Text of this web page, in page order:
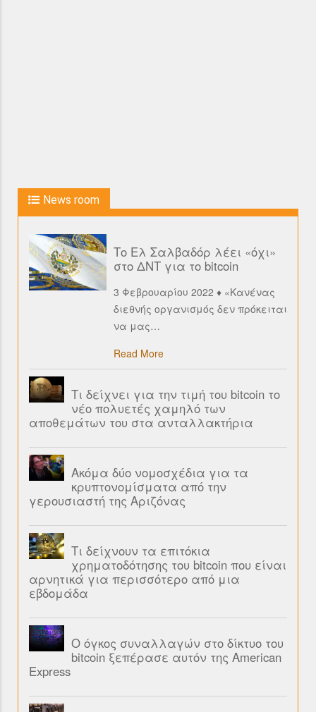
News room
Το Ελ Σαλβαδόρ λέει «όχι»
στο ΔΝΤ για το bitcoin
3 Φεβρουαρίου 2022 ♦ «Κανένας
διεθνής οργανισμός δεν πρόκειται
να μας…
Read More
Τι δείχνει για την τιμή του bitcoin το
νέο πολυετές χαμηλό των
αποθεμάτων του στα ανταλλακτήρια
Ακόμα δύο νομοσχέδια για τα
κρυπτονομίσματα από την
γερουσιαστή της Αριζόνας
Τι δείχνουν τα επιτόκια
χρηματοδότησης του bitcoin που είναι
αρνητικά για περισσότερο από μια
εβδομάδα
Ο όγκος συναλλαγών στο δίκτυο του
bitcoin ξεπέρασε αυτόν της American
Express